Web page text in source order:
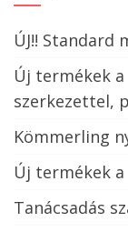
ÚJ!!
Új termékek
szerkezettel,
Kömmerling
Új termékek
Tanácsadás